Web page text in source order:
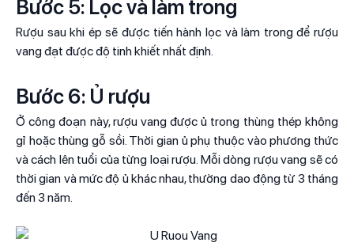
Bước 5: Lọc và làm trong
Rượu sau khi ép sẽ được tiến hành lọc và làm trong để rượu
vang đạt được độ tinh khiết nhất định.
Bước 6: Ủ rượu
Ở công đoạn này, rượu vang được ủ trong thùng thép không
gỉ hoặc thùng gỗ sồi. Thời gian ủ phụ thuộc vào phương thức
và cách lên tuổi của từng loại rượu. Mỗi dòng rượu vang sẽ có
thời gian và mức độ ủ khác nhau, thường dao động từ 3 tháng
đến 3 năm.